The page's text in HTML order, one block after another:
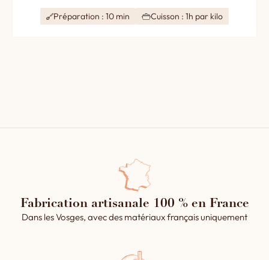
Préparation : 10 min Cuisson : 1h par kilo
Fabrication artisanale 100 % en France
Dans les Vosges, avec des matériaux français uniquement